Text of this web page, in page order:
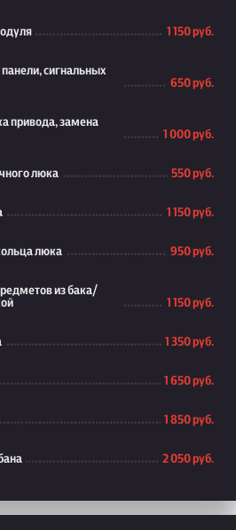
1 150 руб.
сигнальных
650 руб.
привода, замена
1 000 руб.
люка 550 руб.
1 150 руб.
люка 950 руб.
из бака/
1 150 руб.
1 350 руб.
1 650 руб.
1 850 руб.
2 050 руб.